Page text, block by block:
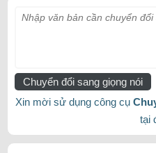
Nhập văn bản cần chuyển đổi
Chuyển đổi sang giọng nói
Xin mời sử dụng công cụ
tại